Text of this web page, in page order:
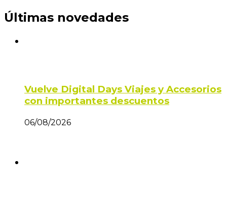
Últimas novedades
Vuelve Digital Days Viajes y Accesorios
con importantes descuentos
06/08/2026